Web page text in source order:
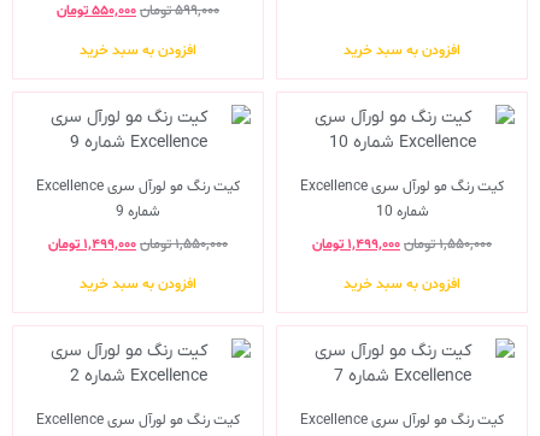
افزودن به سبد خرید
۵۹۹,۰۰۰تومان۵۵۰,۰۰۰تومان
افزودن به سبد خرید
کیت رنگ مو لورآل سری Excellence
شماره 10
۱,۵۵۰,۰۰۰تومان۱,۴۹۹,۰۰۰ تومان
افزودن به سبد خرید
کیت رنگ مو لورآل سری Excellence
شماره 9
۱,۵۵۰,۰۰۰تومان۱,۴۹۹,۰۰۰ تومان
افزودن به سبد خرید
کیت رنگ مو لورآل سری Excellence
کیت رنگ مو لورآل سری Excellence